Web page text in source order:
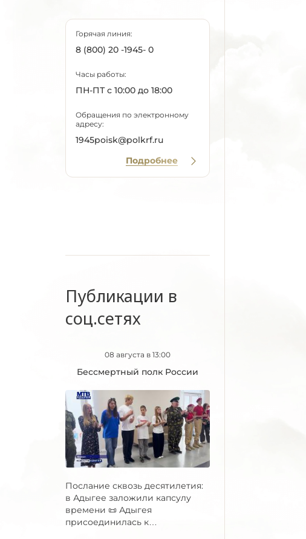
Горячая линия:
8 (800) 20 -1945- 0
Часы работы:
ПН-ПТ с 10:00 до 18:00
Обращения по электронному
адресу:
1945poisk@polkrf.ru
Подробнее
Публикации в
соц.сетях
08 августа в 13:00
Бессмертный полк России
Послание сквозь десятилетия:
в Адыгее заложили капсулу
времени 📜 Адыгея
присоединилась к